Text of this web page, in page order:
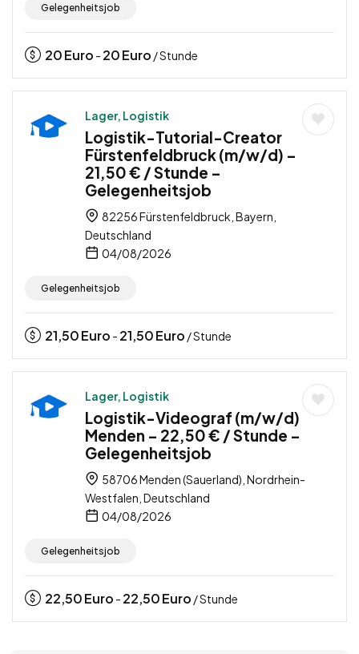
Gelegenheitsjob
20Euro - 20Euro / Stunde
Lager, Logistik
Logistik-Tutorial-Creator
Fürstenfeldbruck (m/w/d) –
21,50 € / Stunde –
Gelegenheitsjob
82256 Fürstenfeldbruck, Bayern,
Deutschland
04/08/2026
Gelegenheitsjob
21,50Euro - 21,50Euro / Stunde
Lager, Logistik
Logistik-Videograf (m/w/d)
Menden – 22,50 € / Stunde –
Gelegenheitsjob
58706 Menden (Sauerland), Nordrhein-
Westfalen, Deutschland
04/08/2026
Gelegenheitsjob
22,50Euro - 22,50Euro / Stunde